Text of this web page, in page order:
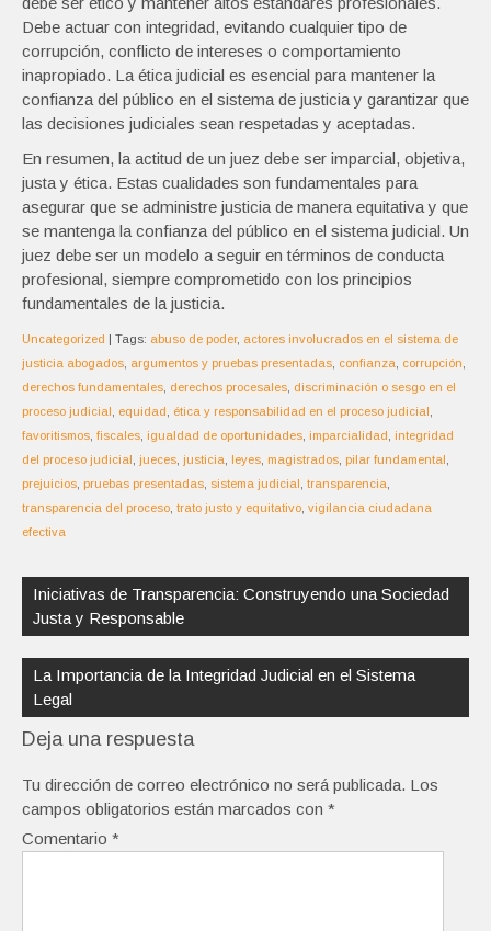
Debe actuar con integridad, evitando cualquier tipo de
corrupción, conflicto de intereses o comportamiento
inapropiado. La ética judicial es esencial para mantener la
confianza del público en el sistema de justicia y garantizar que
las decisiones judiciales sean respetadas y aceptadas.
En resumen, la actitud de un juez debe ser imparcial, objetiva,
justa y ética. Estas cualidades son fundamentales para
asegurar que se administre justicia de manera equitativa y que
se mantenga la confianza del público en el sistema judicial. Un
juez debe ser un modelo a seguir en términos de conducta
profesional, siempre comprometido con los principios
fundamentales de la justicia.
Uncategorized | Tags: abuso de poder, actores involucrados en el sistema de
justicia abogados argumentos y pruebas presentadas confianza corrupción
derechos fundamentales derechos procesales discriminación o sesgo en el
proceso judicial
equidad ética y responsabilidad en el proceso judicial
favoritismos fiscales igualdad de oportunidades imparcialidad
integridad
del proceso judicial
jueces justicia leyes magistrados pilar fundamental
prejuicios pruebas presentadas sistema judicial transparencia
transparencia del proceso trato justo y equitativo vigilancia ciudadana
efectiva
de
entradas
Iniciativas de Transparencia: Construyendo una Sociedad
Justa y Responsable
La Importancia de la Integridad Judicial en el Sistema
Legal
Deja una respuesta
Tu dirección de correo electrónico no será publicada. Los
campos obligatorios están marcados con *
Comentario *